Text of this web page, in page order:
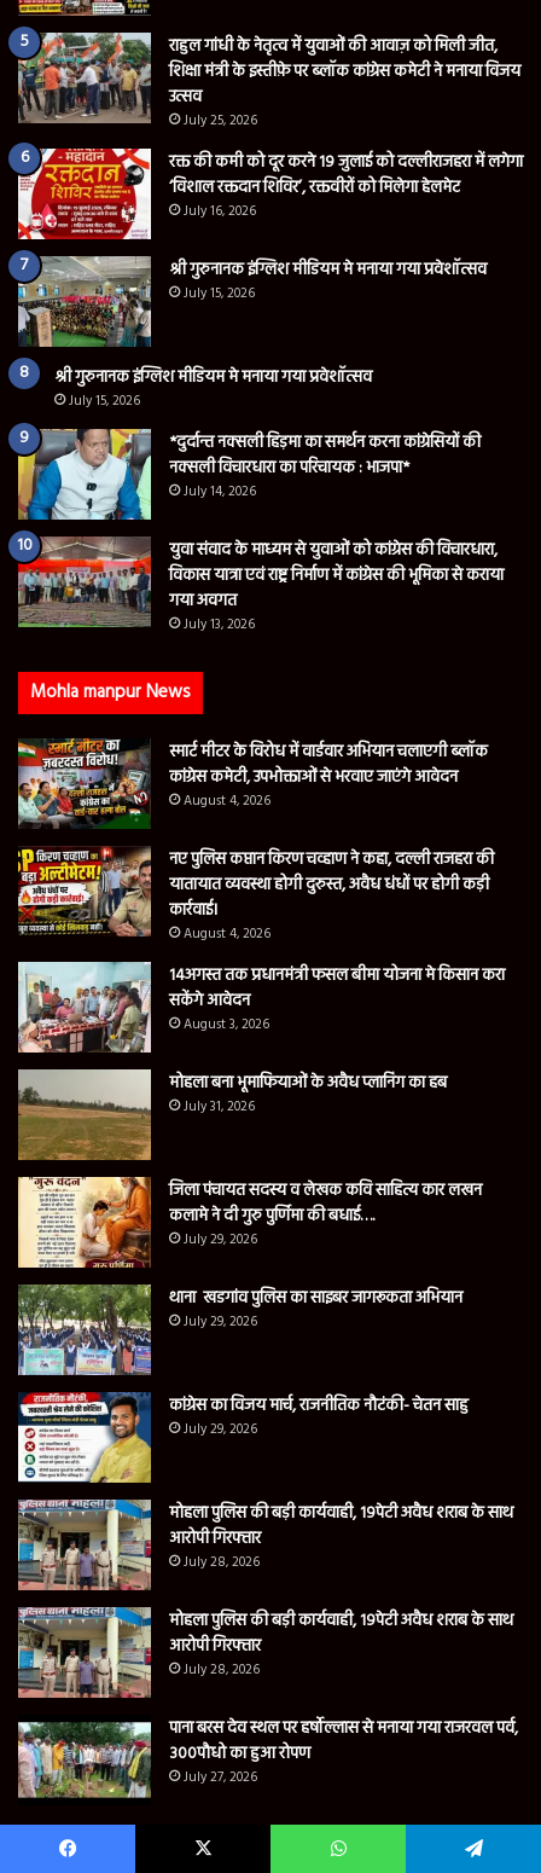
राहुल गांधी के नेतृत्व में युवाओं की आवाज़ को मिली जीत,
शिक्षा मंत्री के इस्तीफ़े पर ब्लॉक कांग्रेस कमेटी ने मनाया विजय
उत्सव
July 25, 2026
रक्त की कमी को दूर करने 19 जुलाई को दल्लीराजहरा में लगेगा
‘विशाल रक्तदान शिविर’, रक्तवीरों को मिलेगा हेलमेट
July 16, 2026
श्री गुरुनानक इंग्लिश मीडियम मे मनाया गया प्रवेशॉत्सव
July 15, 2026
श्री गुरुनानक इंग्लिश मीडियम मे मनाया गया प्रवेशॉत्सव
July 15, 2026
*दुर्दान्त नक्सली हिड़मा का समर्थन करना कांग्रेसियों की
नक्सली विचारधारा का परिचायक : भाजपा*
July 14, 2026
युवा संवाद के माध्यम से युवाओं को कांग्रेस की विचारधारा,
विकास यात्रा एवं राष्ट्र निर्माण में कांग्रेस की भूमिका से कराया
गया अवगत
July 13, 2026
Mohla manpur News
स्मार्ट मीटर के विरोध में वार्डवार अभियान चलाएगी ब्लॉक
कांग्रेस कमेटी, उपभोक्ताओं से भरवाए जाएंगे आवेदन
August 4, 2026
नए पुलिस कप्तान किरण चव्हाण ने कहा, दल्ली राजहरा की
यातायात व्यवस्था होगी दुरुस्त, अवैध धंधों पर होगी कड़ी
कार्रवाई।
August 4, 2026
14अगस्त तक प्रधानमंत्री फसल बीमा योजना मे किसान करा
सकेंगे आवेदन
August 3, 2026
मोहला बना भूमाफियाओं के अवैध प्लानिंग का हब
July 31, 2026
जिला पंचायत सदस्य व लेखक कवि साहित्य कार लखन
कलामे ने दी गुरु पुर्णिमा की बधाई….
July 29, 2026
थाना खडगांव पुलिस का साइबर जागरूकता अभियान
July 29, 2026
कांग्रेस का विजय मार्च, राजनीतिक नौटंकी- चेतन साहु
July 29, 2026
मोहला पुलिस की बड़ी कार्यवाही, 19पेटी अवैध शराब के साथ
आरोपी गिरफ्तार
July 28, 2026
मोहला पुलिस की बड़ी कार्यवाही, 19पेटी अवैध शराब के साथ
आरोपी गिरफ्तार
July 28, 2026
पाना बरस देव स्थल पर हर्षोल्लास से मनाया गया राजरवल पर्व,
300पौधो का हुआ रोपण
July 27, 2026
Contact us